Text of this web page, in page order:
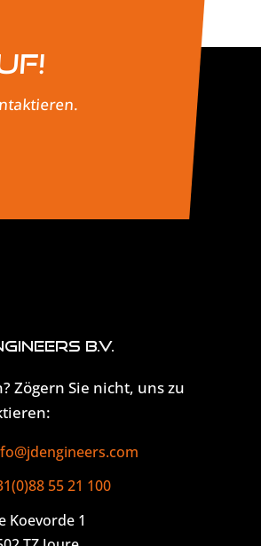
B.V.
Zögern Sie nicht, uns zu
55 21 100
Koevorde 1